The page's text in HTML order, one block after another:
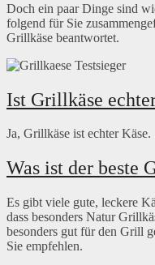
Doch ein paar Dinge sind
folgend für Sie
Grillkäse beantwortet.
Ist Grillkäse
Ja, Grillkäse ist echter Käse.
Was ist der beste
Es gibt viele gute, leckere
dass besonders Natur
besonders gut für den Grill
Sie empfehlen.